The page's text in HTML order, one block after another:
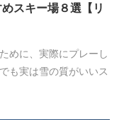
スキー場８選【リ
めに、実際にプレーし
も実は雪の質がいいス